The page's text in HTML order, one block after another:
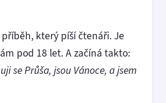
který píší čtenáři. Je
pod 18 let. A začíná takto:
se Průša, jsou Vánoce, a jsem